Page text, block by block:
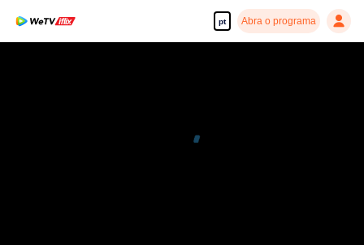
pt Abra o programa